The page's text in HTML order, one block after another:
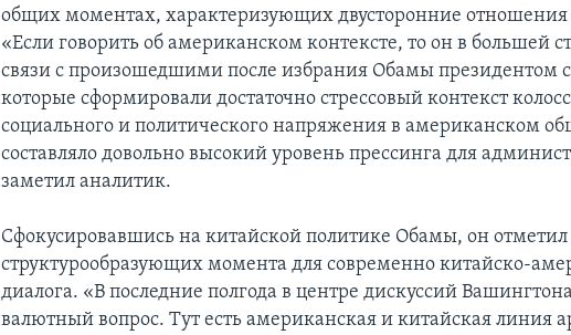
общих моментах, характеризующих двусторонние
«Если говорить об американском контексте, то он в большей
связи с произошедшими после избрания Обамы президентом
которые сформировали достаточно стрессовый контекст
социального и политического напряжения в американском
составляло довольно высокий уровень прессинга для
заметил аналитик.
Сфокусировавшись на китайской политике Обамы, он отметил
структурообразующих момента для современно китайско-
диалога. «В последние полгода в центре дискуссий
валютный вопрос. Тут есть американская и китайская линия